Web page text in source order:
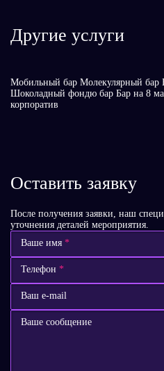
Другие услуги
Мобильный бар Молекулярный бар
Шоколадный фондю бар Бар на 8
корпоратив
Оставить заявку
После получения заявки, наш
уточнения деталей мероприятия.
Ваше имя *
Телефон *
Ваш e-mail
Ваше сообщение